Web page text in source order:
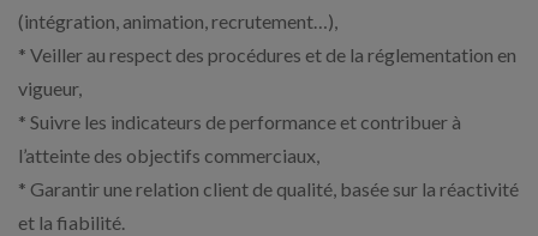
(intégration, animation, recrutement…),
* Veiller au respect des procédures et de la réglementation en
vigueur,
* Suivre les indicateurs de performance et contribuer à
l’atteinte des objectifs commerciaux,
* Garantir une relation client de qualité, basée sur la réactivité
et la fiabilité.